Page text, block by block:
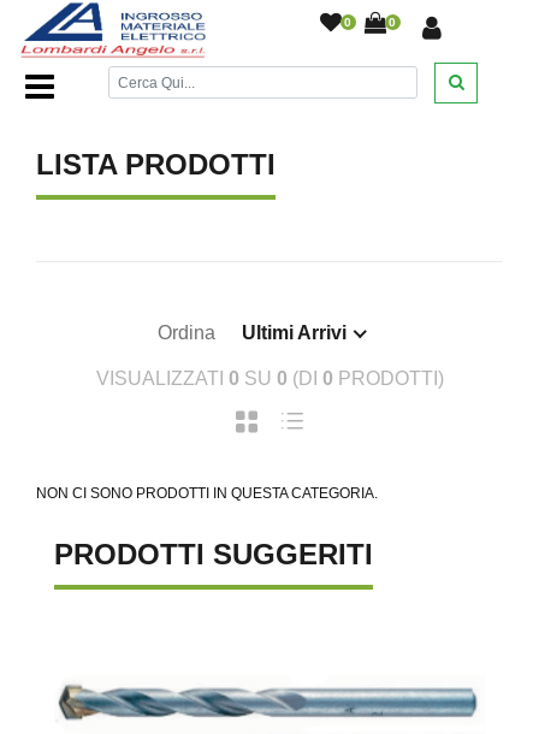
0 0
Home Page//
LISTA PRODOTTI
Ordina Ultimi Arrivi
VISUALIZZATI 0 SU 0 (DI 0 PRODOTTI)
NON CI SONO PRODOTTI IN QUESTA CATEGORIA.
PRODOTTI SUGGERITI